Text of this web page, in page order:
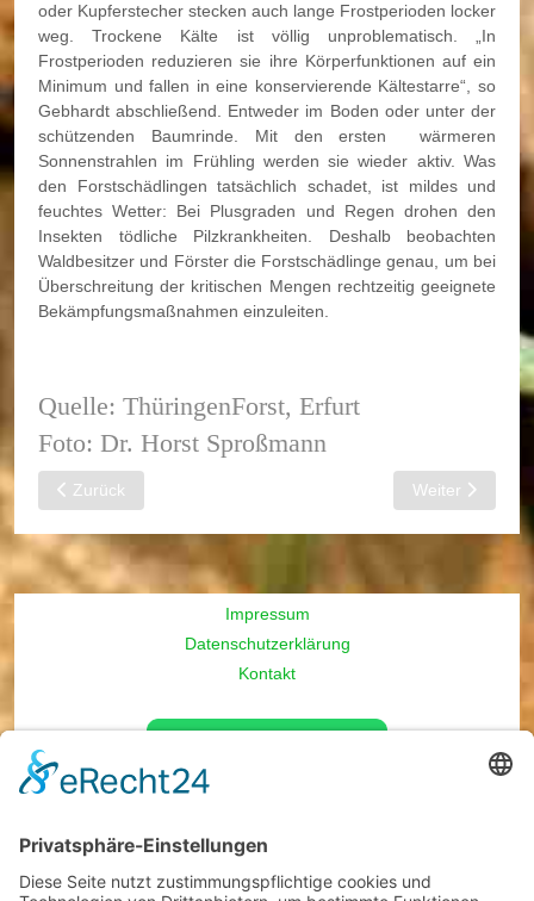
oder Kupferstecher stecken auch lange Frostperioden locker
weg. Trockene Kälte ist völlig unproblematisch. „In
Frostperioden reduzieren sie ihre Körperfunktionen auf ein
Minimum und fallen in eine konservierende Kältestarre“, so
Gebhardt abschließend. Entweder im Boden oder unter der
schützenden Baumrinde. Mit den ersten wärmeren
Sonnenstrahlen im Frühling werden sie wieder aktiv. Was
den Forstschädlingen tatsächlich schadet, ist mildes und
feuchtes Wetter: Bei Plusgraden und Regen drohen den
Insekten tödliche Pilzkrankheiten. Deshalb beobachten
Waldbesitzer und Förster die Forstschädlinge genau, um bei
Überschreitung der kritischen Mengen rechtzeitig geeignete
Bekämpfungsmaßnahmen einzuleiten.
Quelle: ThüringenForst, Erfurt
Foto: Dr. Horst Sproßmann
Vorheriger Beitrag: Thüringenweite Waldzustandsdiagnose
Zurück Nächster
Weiter
Impressum
Datenschutzerklärung
Kontakt
Dienstag
9 - 17 Uhr